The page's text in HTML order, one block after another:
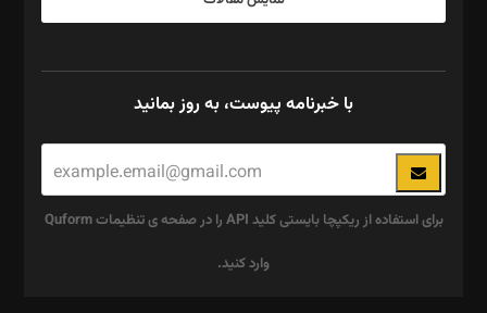
با خبرنامه پیوست، به روز بمانید
برای استفاده از ریکپچا بایستی کلید API را در صفحه ی تنظیمات Quform
وارد کنید.